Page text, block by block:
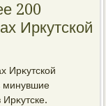
200
Иркутской
Ирκутской
минувшие